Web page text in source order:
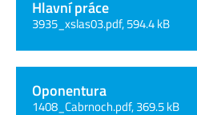
Hlavní práce
3935_xslas03.pdf, 594.4 kB
Oponentura
1408_Cabrnoch.pdf, 369.5 kB